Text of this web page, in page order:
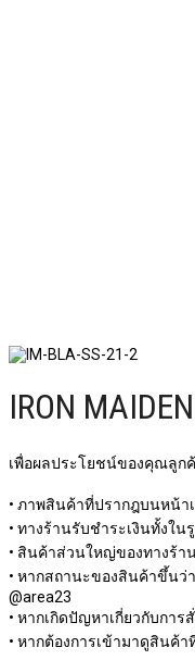
IRON
เพื่อผลประโยชน์ของคุณลูก
• ภาพสินค้าที่ปรากฎบนหน้า
• ทางร้านรับชำระเงินทั้งใ
• สินค้าส่วนใหญ่ของทางร้า
• หากสถานะของสินค้าขึ้นว่
@area23
• หากเกิดปัญหาเกี่ยวกับกา
• หากต้องการเข้ามาดูสินค้